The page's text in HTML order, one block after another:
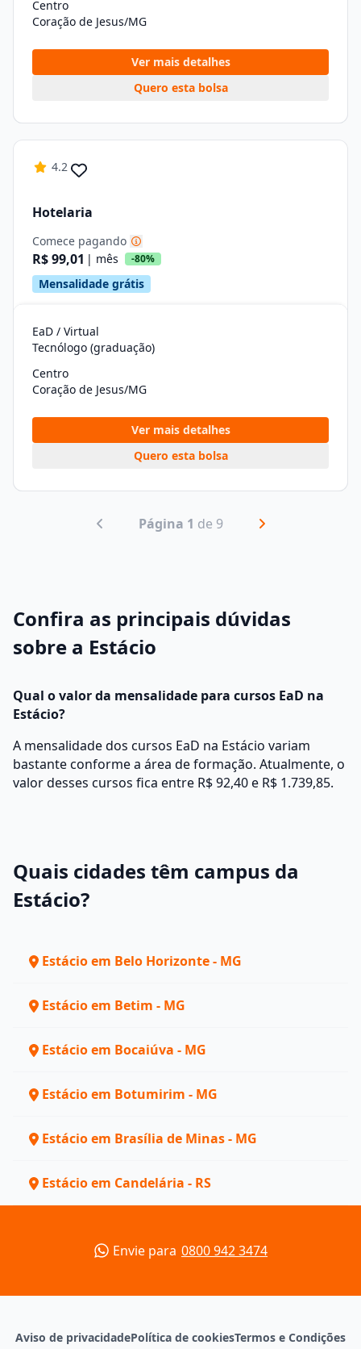
Centro
Coração de Jesus/MG
Ver mais detalhes
Quero esta bolsa
4.2
Hotelaria
Comece pagando
R$ 99,01 | mês -80%
Mensalidade grátis
EaD / Virtual
Tecnólogo (graduação)
Centro
Coração de Jesus/MG
Ver mais detalhes
Quero esta bolsa
Página 1 de 9
Confira as principais dúvidas
sobre a Estácio
Qual o valor da mensalidade para cursos EaD na
Estácio?
A mensalidade dos cursos EaD na Estácio variam
bastante conforme a área de formação. Atualmente, o
valor desses cursos fica entre R$ 92,40 e R$ 1.739,85.
Quais cidades têm campus da
Estácio?
Estácio em Belo Horizonte - MG
Estácio em Betim - MG
Estácio em Bocaiúva - MG
Estácio em Botumirim - MG
Estácio em Brasília de Minas - MG
Estácio em Candelária - RS
Envie para 0800 942 3474
Aviso de privacidadePolítica de cookiesTermos e Condições